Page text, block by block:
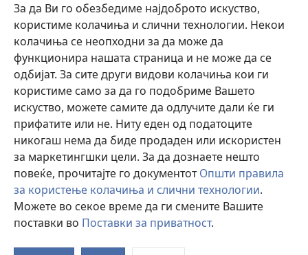
За да Ви го обезбедиме најдоброто искуство,
користиме колачиња и слични технологии. Некои
колачиња се неопходни за да може да
функционира нашата страница и не може да се
одбијат. За сите други видови колачиња кои ги
користиме само за да го подобриме Вашето
искуство, можете самите да одлучите дали ќе ги
прифатите или не. Ниту еден од податоците
никогаш нема да биде продаден или искористен
за маркетингшки цели. За да дознаете нешто
повеќе, прочитајте го документотОпшти правила
за користење колачиња и слични технологии.
Можете во секое време да ги смените Вашите
поставки во Поставки за приватност.
(opens
new
window)ОНЛАЈН БИБЛИОТЕКА Watchtower™
(opens
new
window)JW Hub
(opens
new
window)Watchtower Library
Copyright© 2026 Watch Tower Bible and Tract Society of Pennsylvania.
УСЛОВИ ЗА КОРИСТЕЊЕ | ПРИВАТНОСТ|
ПРИВАТНОСТ